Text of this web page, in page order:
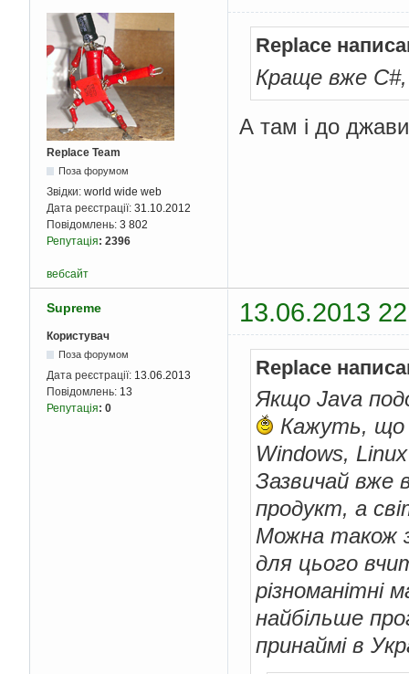
Replace Team
Поза форумом
Звідки: world wide web
Дата реєстрації: 31.10.2012
Повідомлень: 3 802
Репутація: 2396
Replace
Краще вже
А там і до
вебсайт
Supreme 13.06.2013
Користувач
Поза форумом
Дата реєстрації: 13.06.2013
Повідомлень: 13
Репутація: 0
Replace
Якщо Java
Кажуть, що
Windows,
Зазвичай вже
продукт, а
Можна також
для цього
найбільше
принаймі в